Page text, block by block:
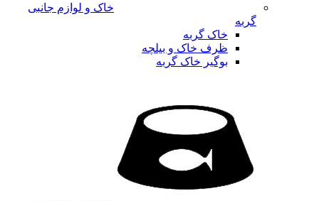
خاک و لوازم جانبی
گربه
خاک گربه
ظرف خاک و بیلچه
بوگیر خاک گربه